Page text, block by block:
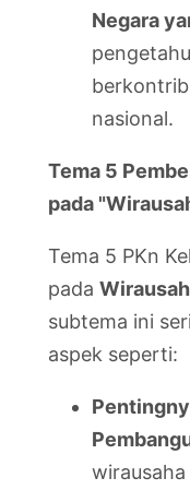
Negara
nasional.
Tema 5
pada
Tema 5 PKn
pada
subtema ini
aspek seperti: